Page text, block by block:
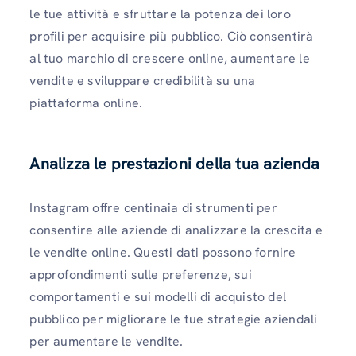
le tue attività e sfruttare la potenza dei loro
profili per acquisire più pubblico. Ciò consentirà
al tuo marchio di crescere online, aumentare le
vendite e sviluppare credibilità su una
piattaforma online.
Analizza le prestazioni della tua azienda
Instagram offre centinaia di strumenti per
consentire alle aziende di analizzare la crescita e
le vendite online. Questi dati possono fornire
approfondimenti sulle preferenze, sui
comportamenti e sui modelli di acquisto del
pubblico per migliorare le tue strategie aziendali
per aumentare le vendite.